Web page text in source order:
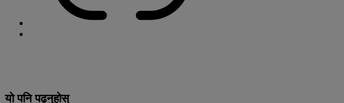
यो पनि पढ्नुहोस्